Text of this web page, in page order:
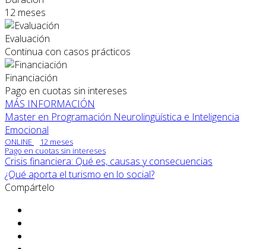
12 meses
Evaluación
Continua con casos prácticos
Financiación
Pago en cuotas sin intereses
MÁS INFORMACIÓN
Master en Programación Neurolingüística e Inteligencia
Emocional
ONLINE
12 meses
Pago en cuotas sin intereses
Crisis financiera: Qué es, causas y consecuencias
¿Qué aporta el turismo en lo social?
Compártelo